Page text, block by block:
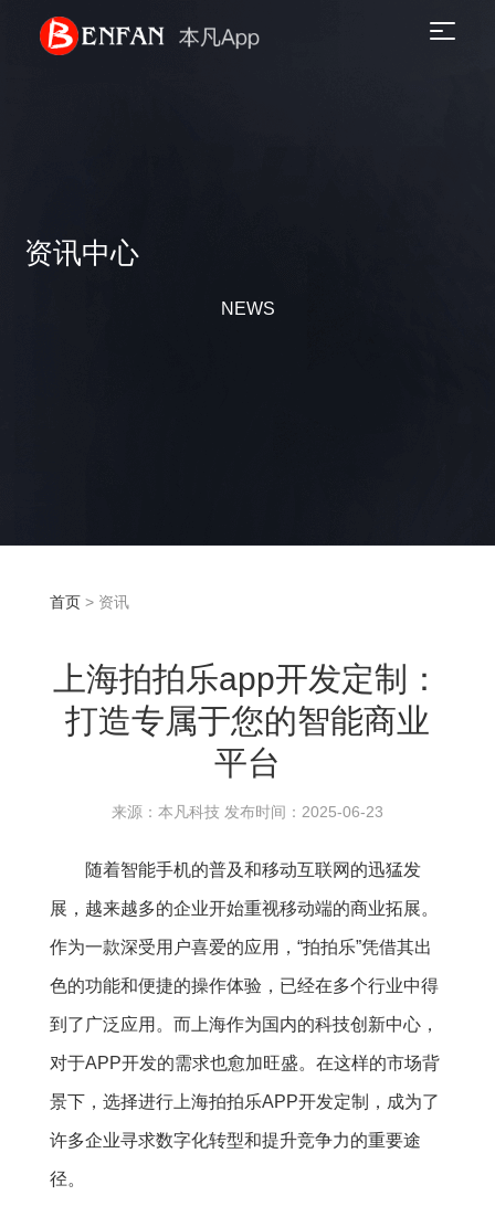
资讯中心
NEWS
首页> 资讯
上海拍拍乐app开发定制：
打造专属于您的智能商业
平台
来源：本凡科技 发布时间：2025-06-23
随着智能手机的普及和移动互联网的迅猛发
展，越来越多的企业开始重视移动端的商业拓展。
作为一款深受用户喜爱的应用，“拍拍乐”凭借其出
色的功能和便捷的操作体验，已经在多个行业中得
到了广泛应用。而上海作为国内的科技创新中心，
对于APP开发的需求也愈加旺盛。在这样的市场背
景下，选择进行上海拍拍乐APP开发定制，成为了
许多企业寻求数字化转型和提升竞争力的重要途
径。